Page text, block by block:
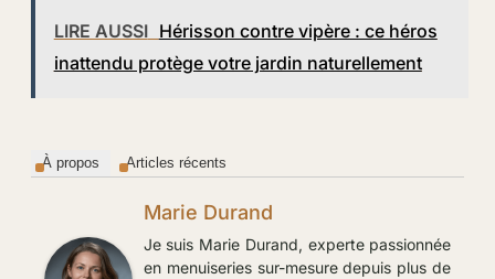
LIRE AUSSI Hérisson contre vipère : ce héros
inattendu protège votre jardin naturellement
À propos Articles récents
Marie Durand
Je suis Marie Durand, experte passionnée
en menuiseries sur-mesure depuis plus de